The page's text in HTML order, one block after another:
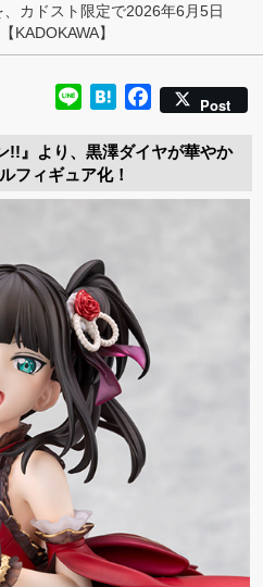
カドスト限定で2026年6月5日
KADOKAWA】
Line HatenaFacebook
Post
!!』より、黒澤ダイヤが華やか
フィギュア化！